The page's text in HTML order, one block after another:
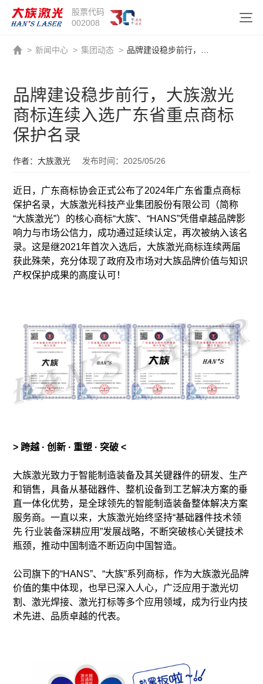
股票代码
002008
> 新闻中心 > 集团动态 >
品牌建设稳步前行，大族激光
商标连续入选广东省重点商标
保护名录
作者：大族激光 发布时间：2025/05/26
近日，广东商标协会正式公布了2024年广东省重点商标
保护名录，大族激光科技产业集团股份有限公司（简称
“大族激光”）的核心商标“大族”、“HANS”凭借卓越品牌影
响力与市场公信力，成功通过延续认定，再次被纳入该名
录。这是继2021年首次入选后，大族激光商标连续两届
获此殊荣，充分体现了政府及市场对大族品牌价值与知识
产权保护成果的高度认可！
> 跨越 · 创新 · 重塑 · 突破 <
大族激光致力于智能制造装备及其关键器件的研发、生产
和销售，具备从基础器件、整机设备到工艺解决方案的垂
直一体化优势，是全球领先的智能制造装备整体解决方案
服务商。一直以来，大族激光始终坚持“基础器件技术领
先 行业装备深耕应用”发展战略，不断突破核心关键技术
瓶颈，推动中国制造不断迈向中国智造。
公司旗下的“HANS”、“大族”系列商标，作为大族激光品牌
价值的集中体现，也早已深入人心，广泛应用于激光切
割、激光焊接、激光打标等多个应用领域，成为行业内技
术先进、品质卓越的代表。